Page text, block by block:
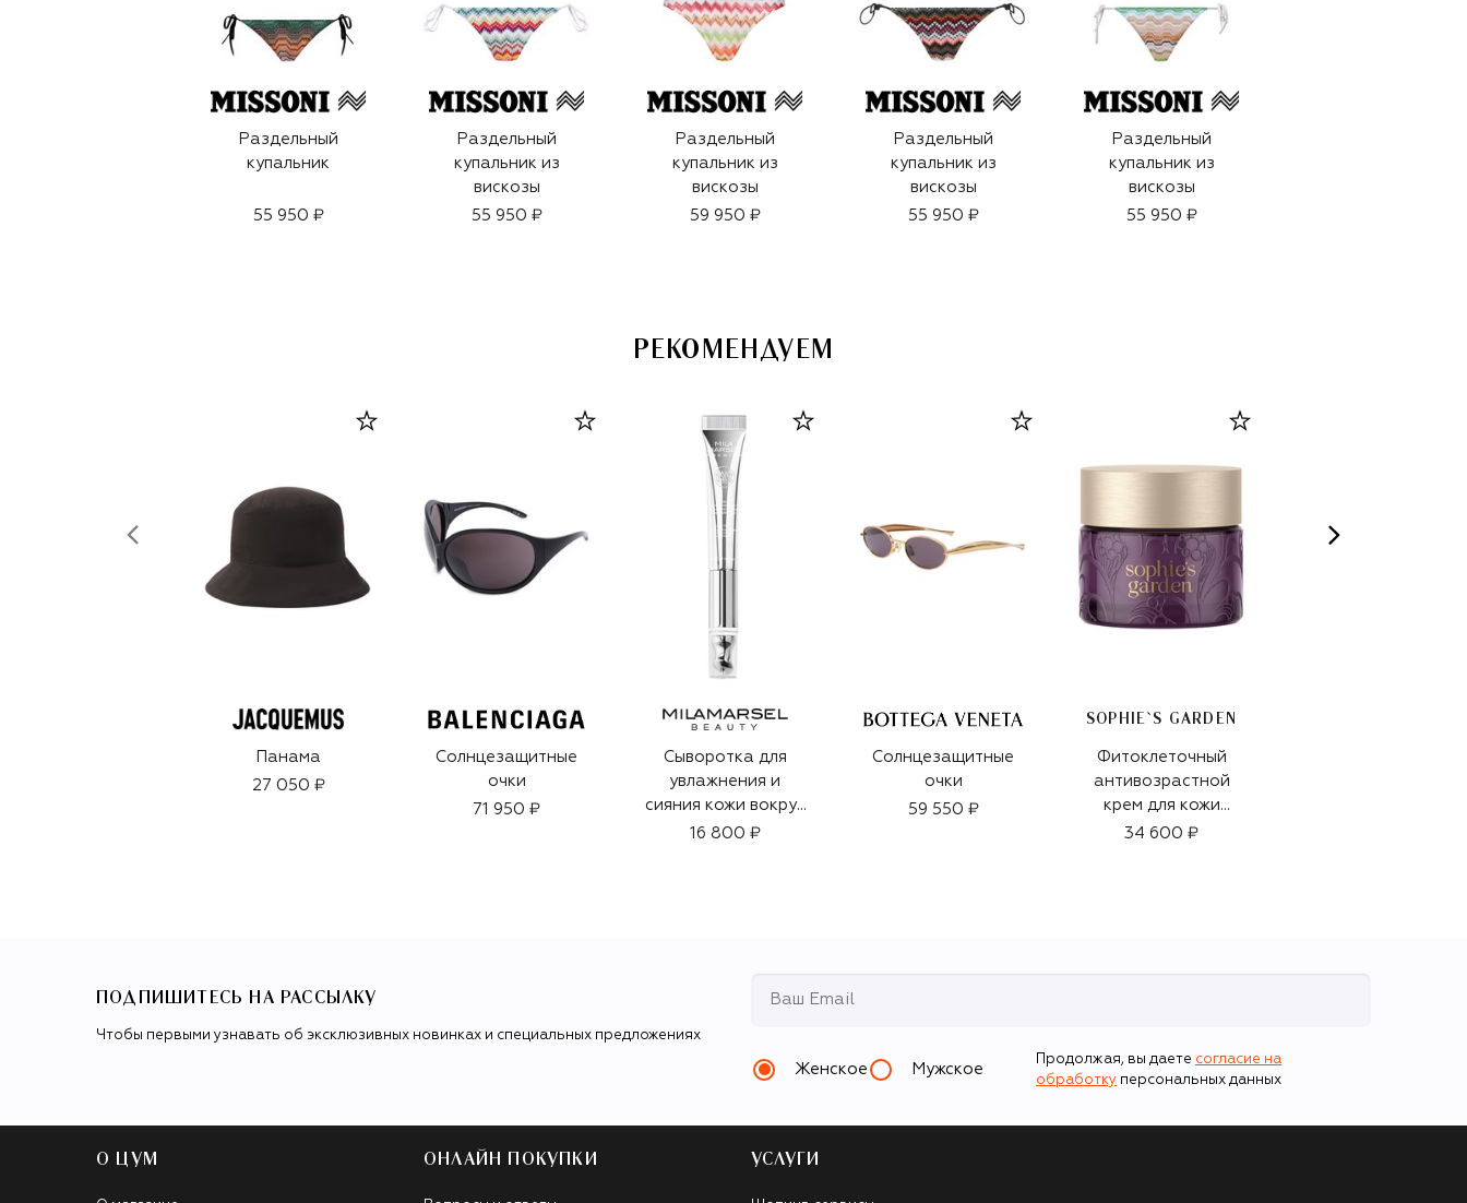
Раздельный
купальник
55 950 ₽
Раздельный
купальник из
вискозы
55 950 ₽
Раздельный
купальник из
вискозы
59 950 ₽
Раздельный
купальник из
вискозы
55 950 ₽
Раздельный
купальник из
вискозы
55 950 ₽
РЕКОМЕНДУЕМ
Панама
27 050 ₽
Солнцезащитные
очки
71 950 ₽
Сыворотка для
увлажнения и
сияния кожи вокруг
глаз Mila Marsel
16 800 ₽
Солнцезащитные
очки
59 550 ₽
SOPHIE`S GARDEN
Фитоклеточный
антивозрастной
крем для кожи
вокруг глаз (15ml)
34 600 ₽
ПОДПИШИТЕСЬ НА РАССЫЛКУ
Чтобы первыми узнавать об эксклюзивных новинках и специальных предложениях
Женское Мужское
Продолжая, вы даете согласие на
обработку персональных данных
О ЦУМ ОНЛАЙН ПОКУПКИ УСЛУГИ